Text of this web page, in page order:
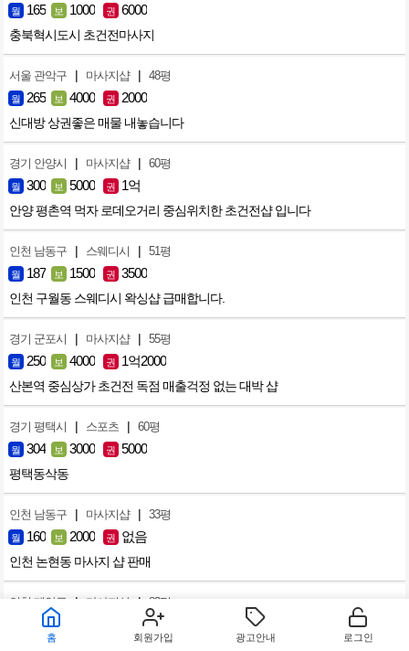
월 165 보 1000 권 6000
충북혁시도시 초건전마사지
서울 관악구 | 마사지샵 | 48평
월 265 보 4000 권 2000
신대방 상권좋은 매물 내놓습니다
경기 안양시 | 마사지샵 | 60평
월 300 보 5000 권 1억
안양 평촌역 먹자 로데오거리 중심위치한 초건전샵 입니다
인천 남동구 | 스웨디시 | 51평
월 187 보 1500 권 3500
인천 구월동 스웨디시 왁싱샵 급매합니다.
경기 군포시 | 마사지샵 | 55평
월 250 보 4000 권 1억2000
산본역 중심상가 초건전 독점 매출걱정 없는 대박 샵
경기 평택시 | 스포츠 | 60평
월 304 보 3000 권 5000
평택동삭동
인천 남동구 | 마사지샵 | 33평
월 160 보 2000 권 없음
인천 논현동 마사지 샵 판매
인천 계양구 | 마사지샵 | 83평
160 보
홈 회원가입 광고안내 로그인